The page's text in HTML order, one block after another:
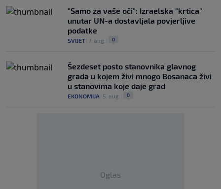
"Samo za vaše oči": Izraelska "krtica"
unutar UN-a dostavljala povjerljive
podatke
SVIJET 7. aug. 0
Šezdeset posto stanovnika glavnog
grada u kojem živi mnogo Bosanaca živi
u stanovima koje daje grad
EKONOMIJA 5. aug. 0
Oglas